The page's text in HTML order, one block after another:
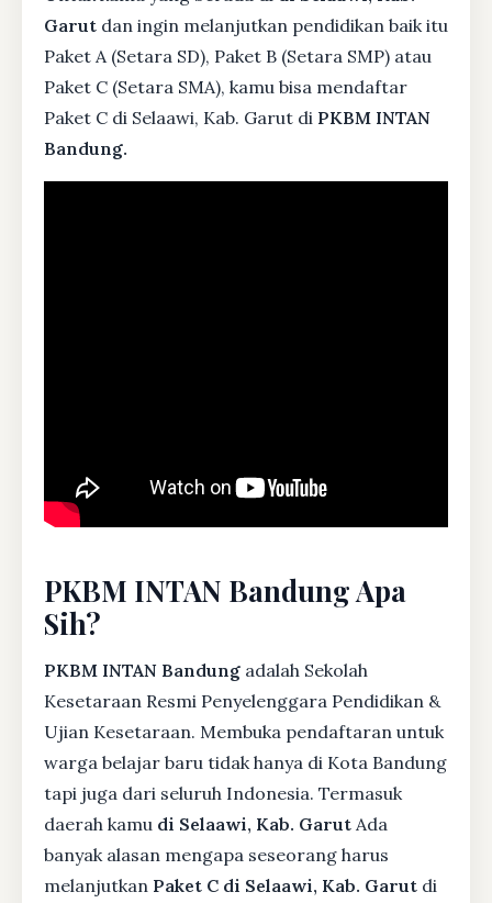
Garut dan ingin melanjutkan pendidikan baik itu
Paket A (Setara SD), Paket B (Setara SMP) atau
Paket C (Setara SMA), kamu bisa mendaftar
Paket C di Selaawi, Kab. Garut di PKBM INTAN
Bandung.
PKBM INTAN Bandung Apa
Sih?
PKBM INTAN Bandung adalah Sekolah
Kesetaraan Resmi Penyelenggara Pendidikan &
Ujian Kesetaraan. Membuka pendaftaran untuk
warga belajar baru tidak hanya di Kota Bandung
tapi juga dari seluruh Indonesia. Termasuk
daerah kamu di Selaawi, Kab. Garut Ada
banyak alasan mengapa seseorang harus
melanjutkan Paket C di Selaawi, Kab. Garut di